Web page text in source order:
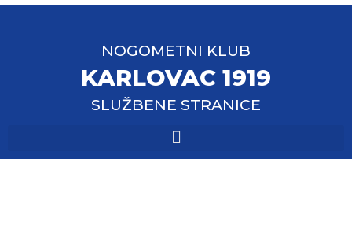
NOGOMETNI KLUB
KARLOVAC 1919
SLUŽBENE STRANICE